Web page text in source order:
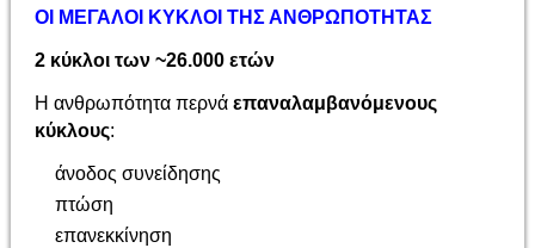
ΟΙ ΜΕΓΑΛΟΙ ΚΥΚΛΟΙ ΤΗΣ ΑΝΘΡΩΠΟΤΗΤΑΣ
2 κύκλοι των ~26.000 ετών
Η ανθρωπότητα περνάεπαναλαμβανόμενους
κύκλους:
άνοδος συνείδησης
πτώση
επανεκκίνηση